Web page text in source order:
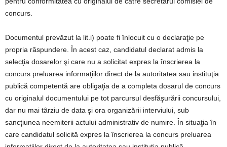
concurs.
Documentul prevăzut la lit.i) poate fi înlocuit cu o declaraţie pe
propria răspundere. În acest caz, candidatul declarat admis la
selecţia dosarelor şi care nu a solicitat expres la înscrierea la
concurs preluarea informaţiilor direct de la autoritatea sau instituţia
publică competentă are obligaţia de a completa dosarul de concurs
cu originalul documentului pe tot parcursul desfăşurării concursului,
dar nu mai târziu de data şi ora organizării interviului, sub
sancţiunea neemiterii actului administrativ de numire. În situaţia în
care candidatul solicită expres la înscrierea la concurs preluarea